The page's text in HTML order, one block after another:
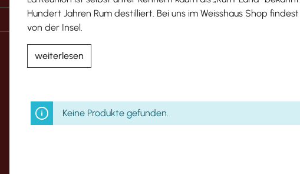
Hundert Jahren Rum destilliert. Bei uns im Weisshaus Shop
von der Insel.
weiterlesen
Keine Produkte gefunden.